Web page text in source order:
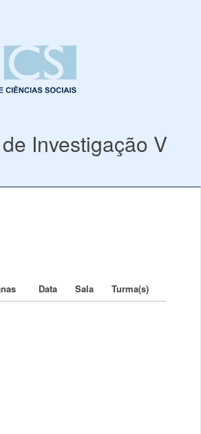
Investigação V
Data Sala Turma(s)